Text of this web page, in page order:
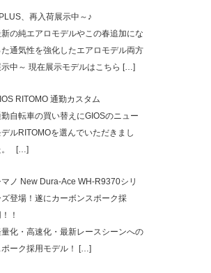
、再入荷展示中～♪
の純エアロモデルやこの春追加にな
た通気性を強化したエアロモデル両方
示中～ 現在展示モデルはこちら […]
RITOMO 通勤カスタム
自転車の買い替えにGIOSのニュー
デルRITOMOを選んでいただきまし
。
[…]
マノ New Dura-Ace WH-R9370シリ
ズ登場！遂にカーボンスポーク採
！
化・高速化・最新レースシーンへの
ーク採用モデル！
[…]